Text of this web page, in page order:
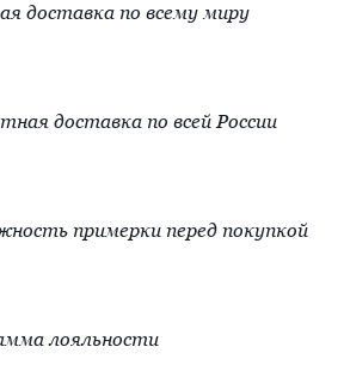
доставка по всему миру
доставка по всей России
примерки перед покупкой
лояльности